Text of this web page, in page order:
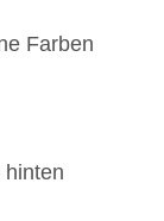
Farben
hinten